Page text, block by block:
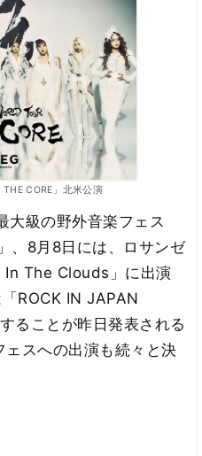
THE CORE」北米公演
級の野外音楽フェス
、8月8日には、ロサンゼ
In The Clouds」に出演
ROCK IN JAPAN
ることが昨日発表される
スへの出演も続々と決